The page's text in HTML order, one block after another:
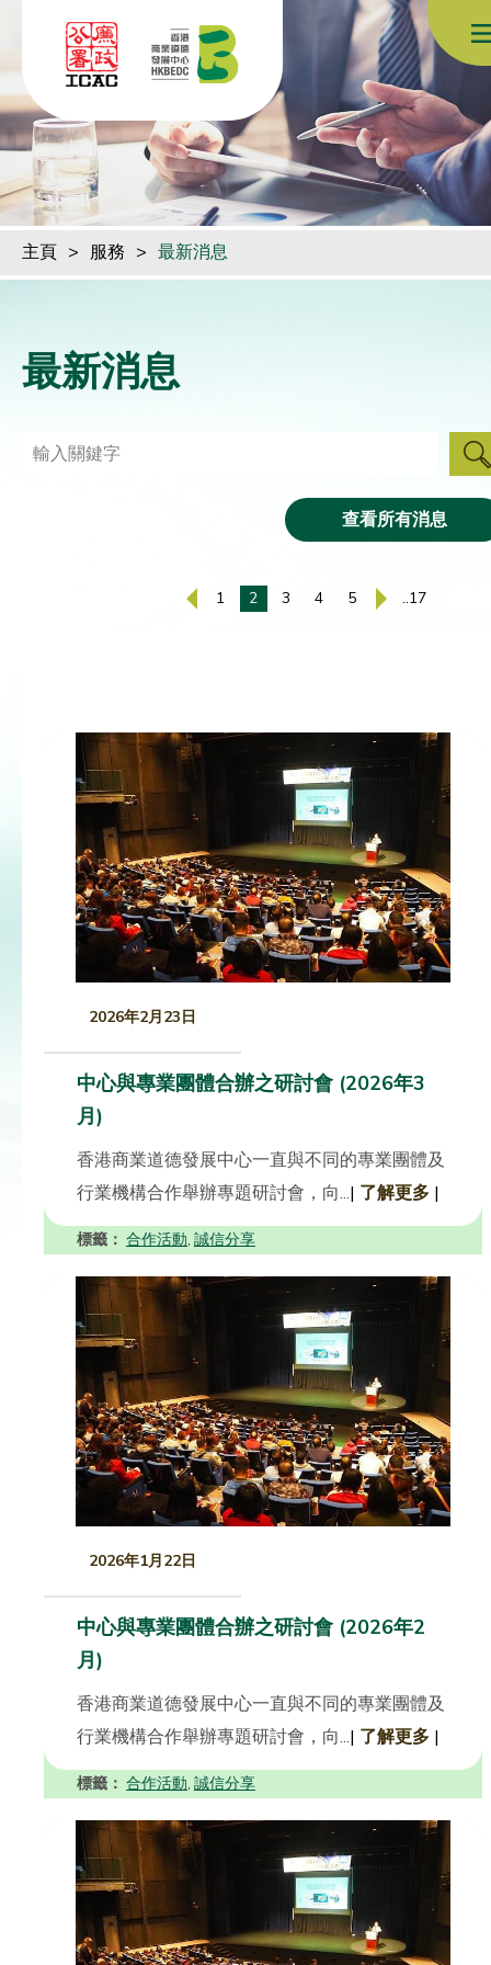
跳到內容（按回車鍵）
主頁 > 服務 > 最新消息
最新消息
查看所有消息
1 2 3 4 5 ..17
2026年2月23日
中心與專業團體合辦之研討會 (2026年3
月)
香港商業道德發展中心一直與不同的專業團體及
行業機構合作舉辦專題研討會，向...| 了解更多 |
標籤： 合作活動, 誠信分享
2026年1月22日
中心與專業團體合辦之研討會 (2026年2
月)
香港商業道德發展中心一直與不同的專業團體及
行業機構合作舉辦專題研討會，向...| 了解更多 |
標籤： 合作活動, 誠信分享